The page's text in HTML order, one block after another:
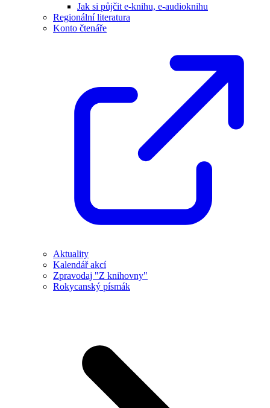
Jak si půjčit e-knihu, e-audioknihu
Regionální literatura
Konto čtenáře
Aktuality
Kalendář akcí
Zpravodaj "Z knihovny"
Rokycanský písmák